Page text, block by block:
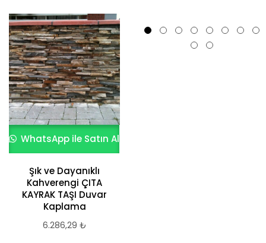
WhatsApp ile Satın Al
Şık ve Dayanıklı
Kahverengi ÇITA
KAYRAK TAŞI Duvar
Kaplama
6.286,29 ₺